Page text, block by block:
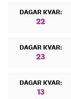
DAGAR KVAR:
22
DAGAR KVAR:
23
DAGAR KVAR:
13